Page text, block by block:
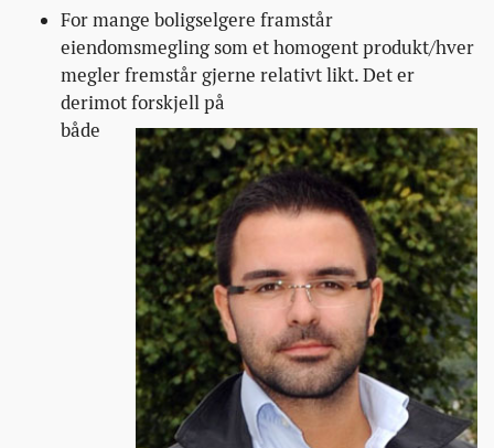
For mange boligselgere framstår
eiendomsmegling som et homogent produkt/hver
megler fremstår gjerne relativt likt. Det er
derimot forskjell på
både